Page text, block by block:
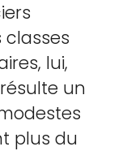
lui,
un
plus du